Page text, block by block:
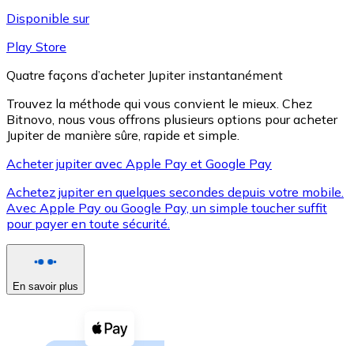
XRP
XRP
Voir toutes
Coupons crypto
Disponible sur
Play Store
Quatre façons d’acheter Jupiter instantanément
Trouvez la méthode qui vous convient le mieux. Chez
Bitnovo, nous vous offrons plusieurs options pour acheter
Jupiter de manière sûre, rapide et simple.
Acheter jupiter avec Apple Pay et Google Pay
Achetez jupiter en quelques secondes depuis votre mobile.
Avec Apple Pay ou Google Pay, un simple toucher suffit
pour payer en toute sécurité.
En savoir plus